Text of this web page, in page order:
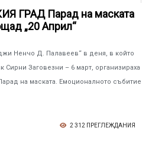
ГРАД Парад на маската
„20 Април“
Ненчо Д. Палавеев“ в деня, в който
Сирни Заговезни – 6 март, организираха
на маската. Емоционалното събитие
2 312 ПРЕГЛЕЖДАНИЯ